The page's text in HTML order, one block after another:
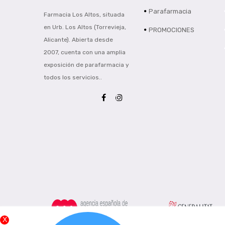
Farmacia Los Altos, situada
en Urb. Los Altos (Torrevieja,
Alicante). Abierta desde
2007, cuenta con una amplia
exposición de parafarmacia y
todos los servicios..
Parafarmacia
PROMOCIONES